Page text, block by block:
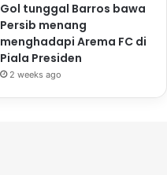
Gol tunggal Barros bawa
Persib menang
menghadapi Arema FC di
Piala Presiden
2 weeks ago